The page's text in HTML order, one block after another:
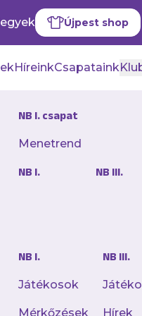
Újpest shop
HíreinkCsapataink
NB I. csapat
Menetrend
NB I. NB III.
NB I.
Játékosok
Mérkőzések
NB III.
Hírek
Továbbra
nevelésű